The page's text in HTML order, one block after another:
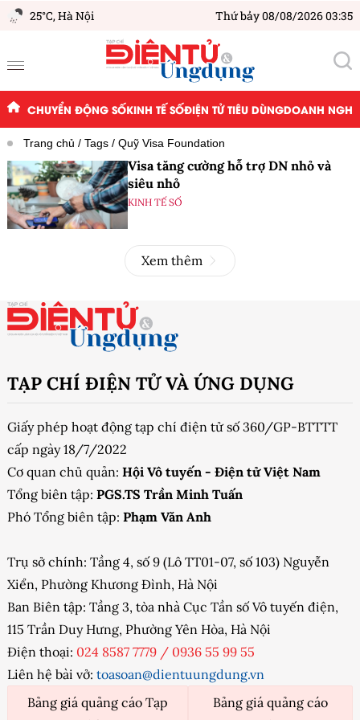
25°C,Hà Nội Thứ bảy 08/08/2026 03:35
CHUYỂN ĐỘNG SỐKINH TẾ SỐĐIỆN TỬ TIÊU DÙNGDOANH
Trang chủ Tags Quỹ Visa Foundation
Visa tăng cường hỗ trợ DN nhỏ và
siêu nhỏ
KINH TẾ SỐ
Xem thêm
TẠP CHÍ ĐIỆN TỬ VÀ ỨNG DỤNG
Giấy phép hoạt động tạp chí điện tử số 360/GP-BTTTT
cấp ngày 18/7/2022
Cơ quan chủ quản: Hội Vô tuyến - Điện tử Việt Nam
Tổng biên tập: PGS.TS Trần Minh Tuấn
Phó Tổng biên tập: Phạm Văn Anh
Trụ sở chính: Tầng 4, số 9 (Lô TT01-07, số 103) Nguyễn
Xiển, Phường Khương Đình, Hà Nội
Ban Biên tập: Tầng 3, tòa nhà Cục Tần số Vô tuyến điện,
115 Trần Duy Hưng, Phường Yên Hòa, Hà Nội
Điện thoại: 024 8587 7779 / 0936 55 99 55
Liên hệ bài vở: toasoan@dientuungdung.vn
Bảng giá quảng cáo Tạp
Bảng giá quảng cáo